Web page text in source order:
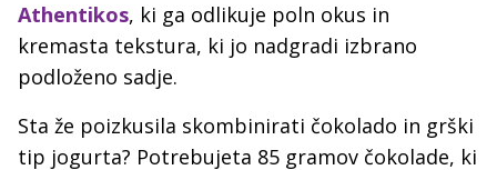
Athentikos, ki ga odlikuje poln okus in
kremasta tekstura, ki jo nadgradi izbrano
podloženo sadje.
Sta že poizkusila skombinirati čokolado in grški
tip jogurta? Potrebujeta 85 gramov čokolade, ki